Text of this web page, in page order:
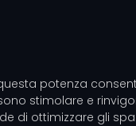
potenza
stimolare e
di ottimizzare gli